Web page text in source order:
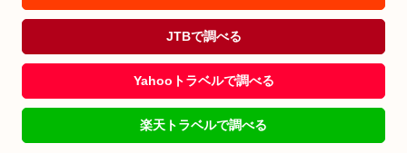
JTBで調べる
Yahooトラベルで調べる
楽天トラベルで調べる